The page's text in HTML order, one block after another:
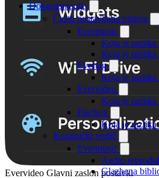
Dokumentacija
Često postavljana pitanja
Evermusic
Koja je razlika
Koja je razlika
Evertag
Koja je razlika
Evervideo
Koja je razlika
Flacbox
Koja je razlika
Korisnički vodič
Evermusic
Audio
Glazbena
Evervideo Glavni zaslon postavki